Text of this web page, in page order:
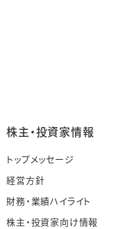
株主・投資家情報
トップメッセージ
経営方針
財務・業績ハイライト
株主・投資家向け情報